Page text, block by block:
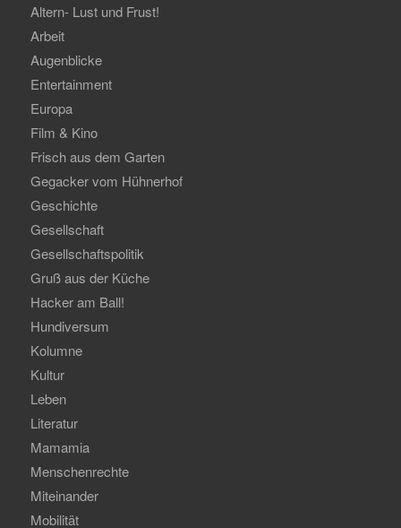
Altern- Lust und Frust!
Arbeit
Augenblicke
Entertainment
Europa
Film & Kino
Frisch aus dem Garten
Gegacker vom Hühnerhof
Geschichte
Gesellschaft
Gesellschaftspolitik
Gruß aus der Küche
Hacker am Ball!
Hundiversum
Kolumne
Kultur
Leben
Literatur
Mamamia
Menschenrechte
Miteinander
Mobilität